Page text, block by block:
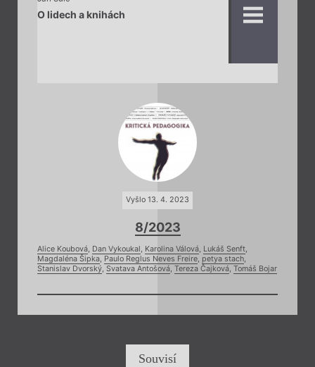
O lidech a knihách
Vyšlo 13. 4. 2023
8/2023
Alice Koubová, Dan Vykoukal, Karolina Válová, Lukáš Senft,
Magdaléna Šipka, Paulo Reglus Neves Freire, petya stach,
Stanislav Dvorský, Svatava Antošová, Tereza Čajková, Tomáš Bojar
Souvisí